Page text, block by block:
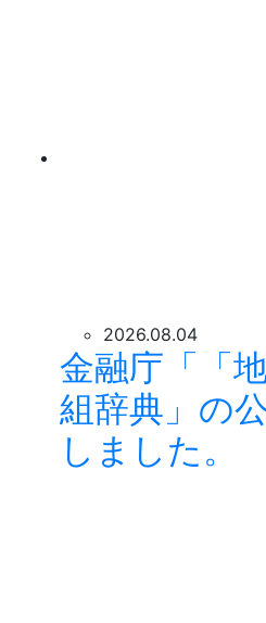
2026.08.04
金融庁「「
組辞典」の
しました。